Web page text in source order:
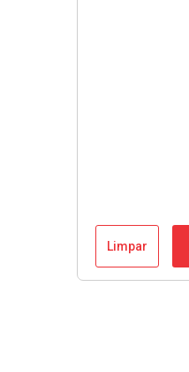
Limpar